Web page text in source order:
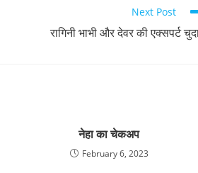
Next Post
रागिनी भाभी और देवर की एक्सपर्ट
नेहा का चेकअप
February 6, 2023